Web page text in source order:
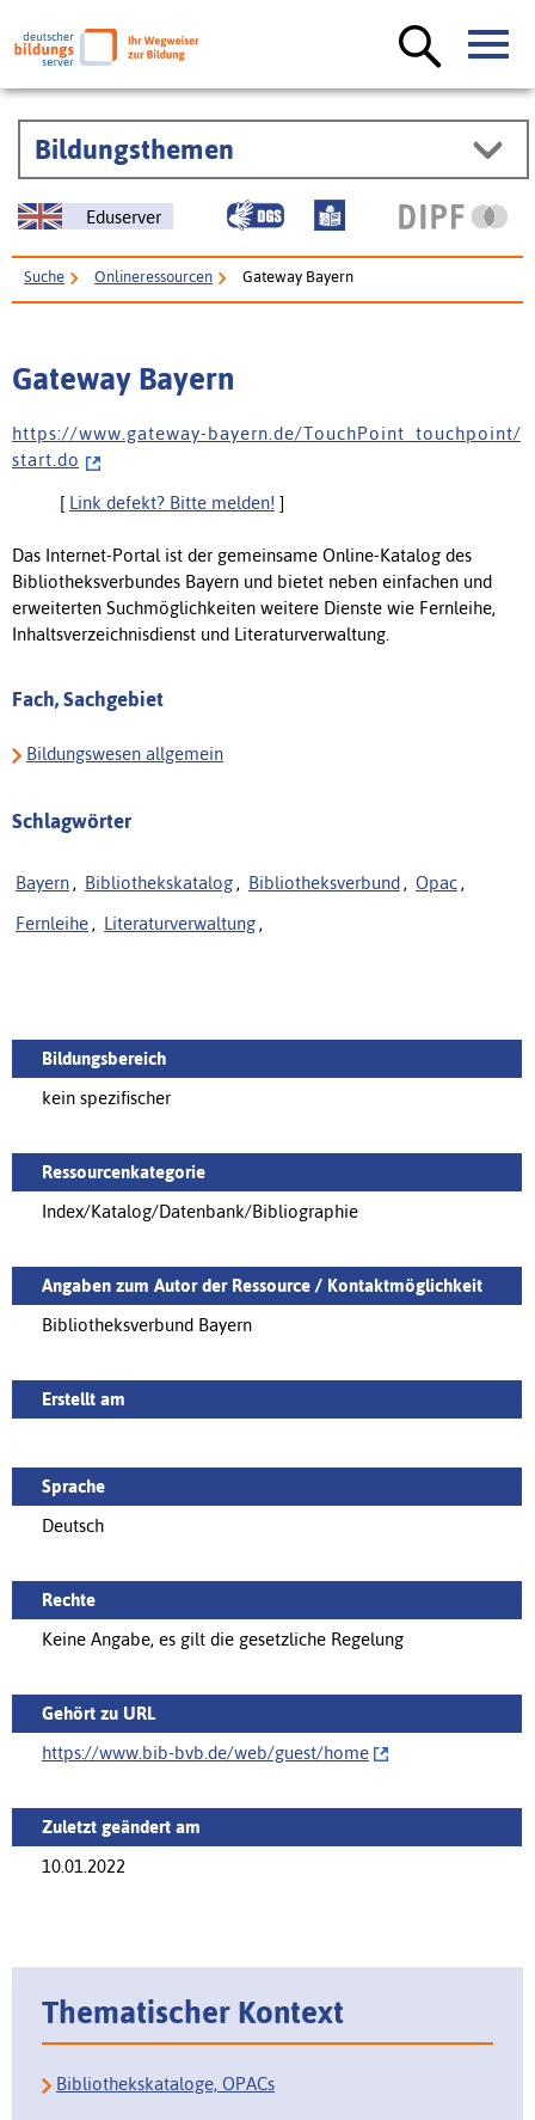
Bildungsthemen
Eduserver
Suche Onlineressourcen Gateway Bayern
Gateway Bayern
h t t p s : / / w w w . g a t e w a y - b a y e r n . d e / T o u c h P o i n t _ t o u c h p o i n t /
s t a r t . d o
[ Link defekt? Bitte melden! ]
Das Internet-Portal ist der gemeinsame Online-Katalog des
Bibliotheksverbundes Bayern und bietet neben einfachen und
erweiterten Suchmöglichkeiten weitere Dienste wie Fernleihe,
Inhaltsverzeichnisdienst und Literaturverwaltung.
Fach, Sachgebiet
Bildungswesen allgemein
Schlagwörter
Bayern , Bibliothekskatalog , Bibliotheksverbund , Opac ,
Fernleihe , Literaturverwaltung ,
Bildungsbereich
kein spezifischer
Ressourcenkategorie
Index/Katalog/Datenbank/Bibliographie
Angaben zum Autor der Ressource / Kontaktmöglichkeit
Bibliotheksverbund Bayern
Erstellt am
Sprache
Deutsch
Rechte
Keine Angabe, es gilt die gesetzliche Regelung
Gehört zu URL
https://www.bib-bvb.de/web/guest/‌home
Zuletzt geändert am
10.01.2022
Thematischer Kontext
Bibliothekskataloge, OPACs